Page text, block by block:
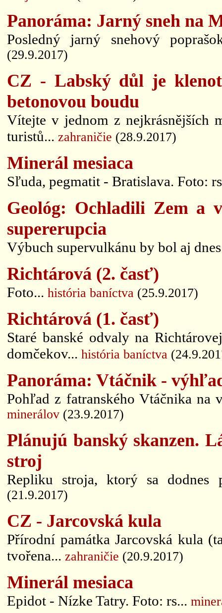
Panoráma: Jarný sneh na
Posledný jarný snehový
(29.9.2017)
CZ - Labský důl je
betonovou boudu
Vítejte v jednom z nejkrásnějších
turistů... zahraničie (28.9.2017)
Minerál mesiaca
Sľuda, pegmatit - Bratislava. Foto:
Geológ: Ochladili Zem a
supererupcia
Výbuch supervulkánu by bol aj
Richtárová (2. časť)
Foto... história baníctva (25.9.2017)
Richtárová (1. časť)
Staré banské odvaly na
domčekov... história baníctva
Panoráma: Vtáčnik -
Pohľad z fatranského Vtáčnika na
minerálov (23.9.2017)
Plánujú banský skanzen.
stroj
Repliku stroja, ktorý sa
(21.9.2017)
CZ - Jarcovská kula
Přírodní památka Jarcovská kula
tvořena... zahraničie (20.9.2017)
Minerál mesiaca
Epidot - Nízke Tatry. Foto: rs...